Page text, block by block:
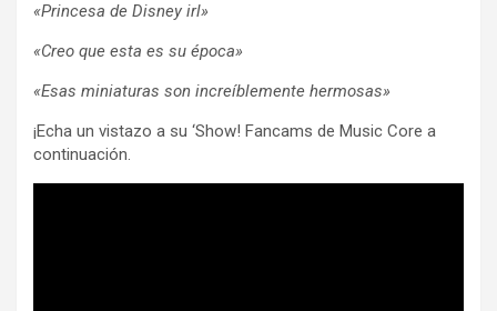
«Princesa de Disney irl»
«Creo que esta es su época»
«Esas miniaturas son increíblemente hermosas»
¡Echa un vistazo a su ‘Show! Fancams de Music Core a
continuación.